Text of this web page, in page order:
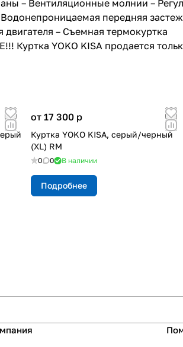
– Вентиляционные молнии –
передняя
– Съемная термокуртка
YOKO KISA продается
от 17 300 p
Куртка YOKO KISA, серый/черный
(XL) RM
0 0 В наличии
Подробнее